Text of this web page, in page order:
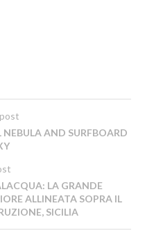
AND SURFBOARD
LA GRANDE
ALLINEATA SOPRA IL
SICILIA